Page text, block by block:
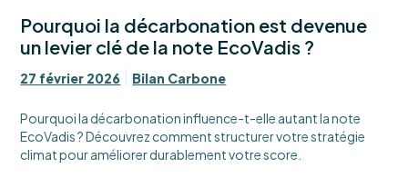
Pourquoi la décarbonation est devenue
un levier clé de la note EcoVadis ?
27 février 2026 Bilan Carbone
Pourquoi la décarbonation influence-t-elle autant la note
EcoVadis ? Découvrez comment structurer votre stratégie
climat pour améliorer durablement votre score.